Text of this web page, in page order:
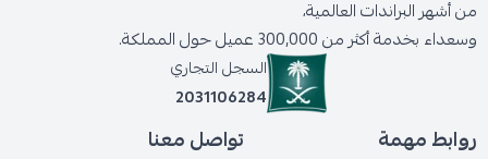
من أشهر البراندات العالمية،
وسعداء بخدمة أكثر من 300,000 عميل حول المملكة.
السجل التجاري
2031106284
روابط مهمة تواصل معنا